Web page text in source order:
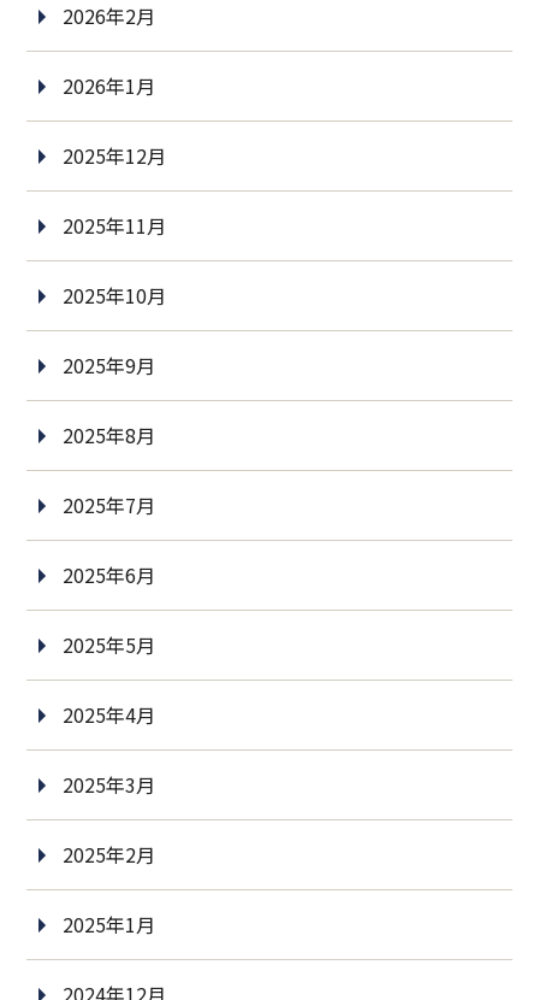
2026年2月
2026年1月
2025年12月
2025年11月
2025年10月
2025年9月
2025年8月
2025年7月
2025年6月
2025年5月
2025年4月
2025年3月
2025年2月
2025年1月
2024年12月